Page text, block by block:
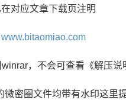
对应文章下载页注明
www.bitaomiao.com
，不会可查看《解压说
密圈文件均带有水印这里